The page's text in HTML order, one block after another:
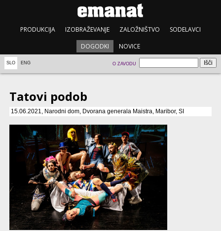
PRODUKCIJA IZOBRAŽEVANJE ZALOŽNIŠTVO SODELAVCI
DOGODKI NOVICE
SLO ENG O ZAVODU
Tatovi podob
15.06.2021, Narodni dom, Dvorana generala Maistra, Maribor, SI